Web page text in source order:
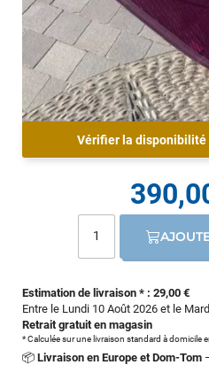
Vérifier la disponibilité
Estimation de livraison * : 29,00 €
Entre le Lundi 10 Août 2026 et le
Retrait gratuit en magasin
* Calculée sur une livraison standard à domicile
📦 Livraison en Europe et Dom-Tom